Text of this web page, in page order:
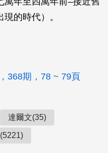
的時代）。
368期，78 ~ 79頁
達爾文(35)